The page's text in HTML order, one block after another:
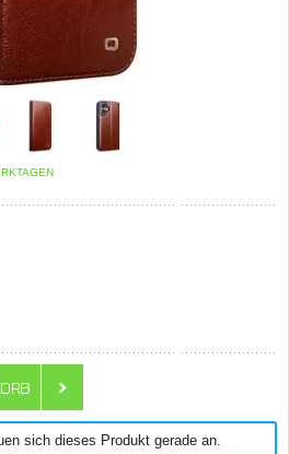
sich dieses Produkt gerade an.